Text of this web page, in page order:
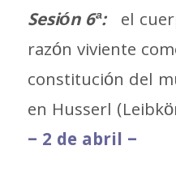
Sesión 6ª:el
razón viviente
constitución del
en Husserl
– 2 de abril –